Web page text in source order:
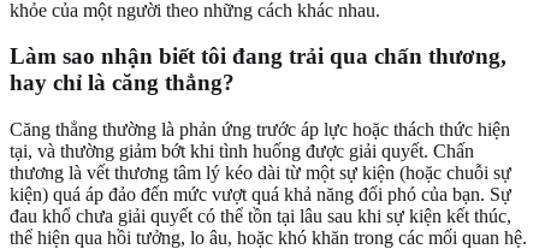
khỏe của một người theo những cách khác nhau.
Làm sao nhận biết tôi đang trải qua chấn thương,
hay chỉ là căng thẳng?
Căng thẳng thường là phản ứng trước áp lực hoặc thách thức hiện
tại, và thường giảm bớt khi tình huống được giải quyết. Chấn
thương là vết thương tâm lý kéo dài từ một sự kiện (hoặc chuỗi sự
kiện) quá áp đảo đến mức vượt quá khả năng đối phó của bạn. Sự
đau khổ chưa giải quyết có thể tồn tại lâu sau khi sự kiện kết thúc,
thể hiện qua hồi tưởng, lo âu, hoặc khó khăn trong các mối quan hệ.